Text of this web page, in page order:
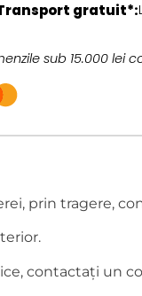
gratuit*:
sub 15.000 lei
prin tragere,
contactați un